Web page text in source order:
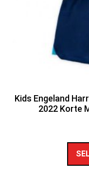
Kids Engeland
2022 Korte